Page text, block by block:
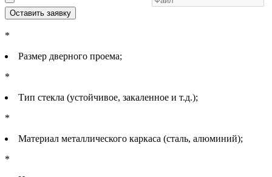
Оставить заявку
*
Размер дверного проема;
*
Тип стекла (устойчивое, закаленное и т.д.);
*
Материал металлического каркаса (сталь, алюминий);
*